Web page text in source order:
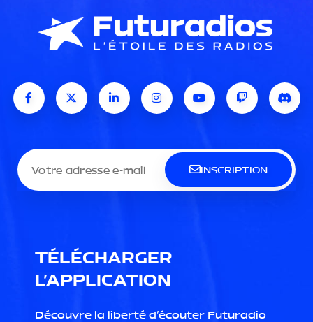
INSCRIPTION
TÉLÉCHARGER
L'APPLICATION
Découvre la liberté d'écouter Futuradio